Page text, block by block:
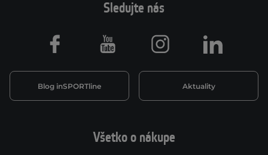
Všetko o nákupe
Sledujte nás
Blog inSPORTline Aktuality
Facebook Youtube Instagram LinkedIn